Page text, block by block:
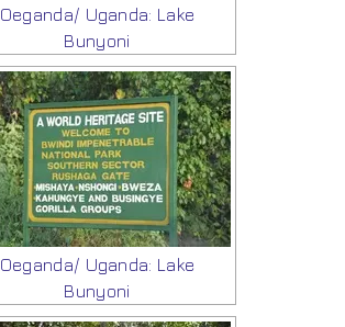
Oeganda/ Uganda: Lake
Bunyoni
Oeganda/ Uganda: Lake
Bunyoni